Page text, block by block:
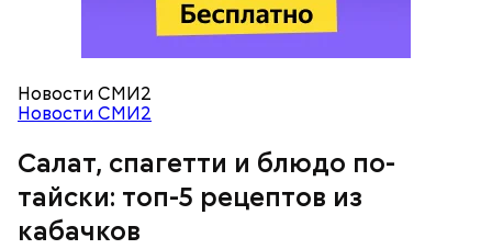
Новости СМИ2
Новости СМИ2
Салат, спагетти и блюдо по-
тайски: топ-5 рецептов из
кабачков
оливковое масло;
Однако диетолог предупредила: не для всех дыня
может быть полезна. В первую очередь ее стоит
есть с осторожностью людям:
Вовсю идет и сезон черешни. «Вечерняя Москва»
узнала у врача — эндокринолога-диетолога
Натальи Лазуренко, как правильно есть эту ягоду
пользой для здоровья.